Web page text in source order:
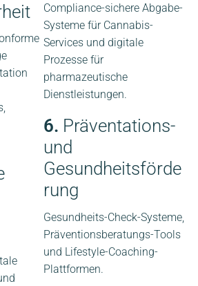
Compliance-sichere Abgabe-
Systeme für Cannabis-
Services und digitale
Prozesse für
pharmazeutische
Dienstleistungen.
6. Präventations-
und
Gesundheitsförde
rung
Gesundheits-Check-Systeme,
Präventionsberatungs-Tools
und Lifestyle-Coaching-
Plattformen.